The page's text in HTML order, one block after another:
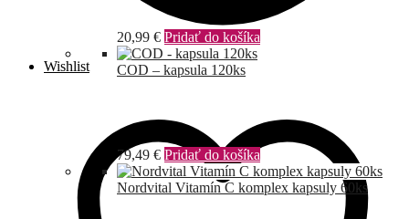
Wishlist
20,99 € Pridať do košíka
COD – kapsula 120ks
79,49 € Pridať do košíka
Nordvital Vitamín C komplex kapsuly 60ks